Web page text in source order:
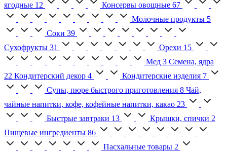
ягодные 12 Консервы овощные 67
Молочные продукты 5
Соки 39
Сухофрукты 31 Орехи 15
Мед 3 Семена, ядра
22 Кондитерский декор 4 Кондитерские изделия 7
Супы, пюре быстрого приготовления 8 Чай,
чайные напитки, кофе, кофейные напитки, какао 23
Быстрые завтраки 13 Крышки, спички 2
Пищевые ингредиенты 86
Пасхальные товары 2